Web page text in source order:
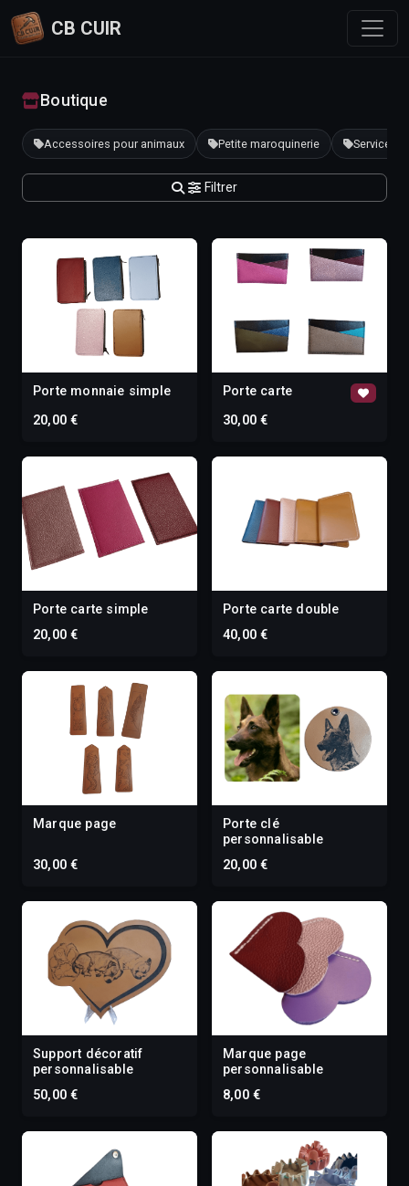
CB CUIR
Boutique
Accessoires pour animaux Petite maroquinerie Services
Filtrer
Porte monnaie simple
20,00 €
Porte carte
30,00 €
Porte carte simple
20,00 €
Porte carte double
40,00 €
Marque page
30,00 €
Porte clé
personnalisable
20,00 €
Support décoratif
personnalisable
50,00 €
Marque page
personnalisable
8,00 €